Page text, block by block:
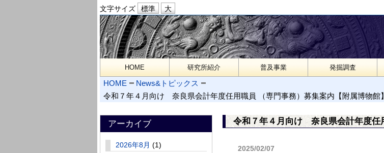
文字サイズ
HOME 研究所紹介 普及事業 発掘調査
HOME
News&トピックス
令和７年４月向け 奈良県会計年度任用職員 （専門事務）募集案内【附属博物館】
令和７年４月向け 奈良県会計年度任
2025/02/07
アーカイブ
2026年8月 (1)